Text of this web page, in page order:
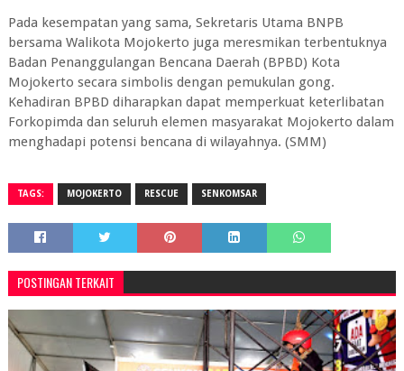
Pada kesempatan yang sama, Sekretaris Utama BNPB
bersama Walikota Mojokerto juga meresmikan terbentuknya
Badan Penanggulangan Bencana Daerah (BPBD) Kota
Mojokerto secara simbolis dengan pemukulan gong.
Kehadiran BPBD diharapkan dapat memperkuat keterlibatan
Forkopimda dan seluruh elemen masyarakat Mojokerto dalam
menghadapi potensi bencana di wilayahnya. (SMM)
TAGS: MOJOKERTO RESCUE SENKOMSAR
POSTINGAN TERKAIT